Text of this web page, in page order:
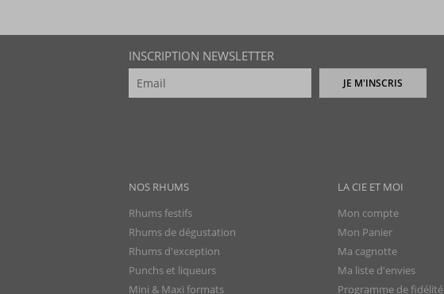
INSCRIPTION NEWSLETTER
JE M'INSCRIS
NOS RHUMS
Rhums festifs
Rhums de dégustation
Rhums d'exception
Punchs et liqueurs
Mini & Maxi formats
LA CIE ET MOI
Mon compte
Mon Panier
Ma cagnotte
Ma liste d'envies
Programme de fidélité